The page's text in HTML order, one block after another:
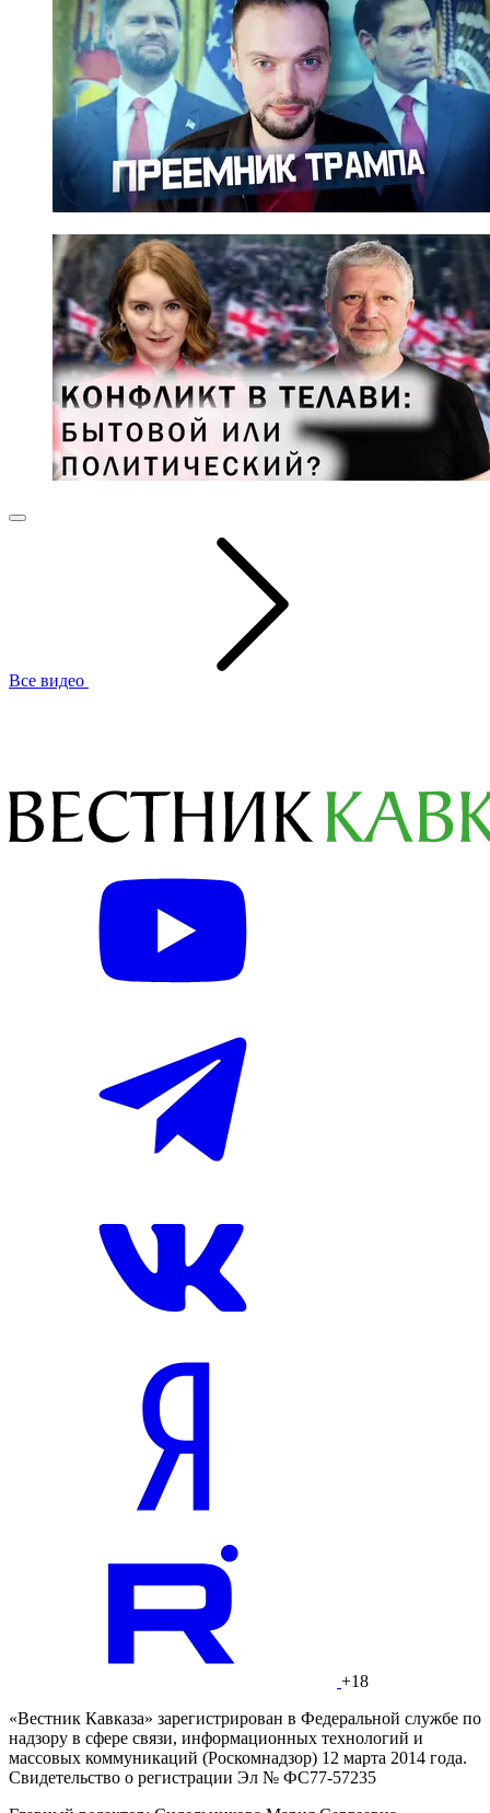
Все видео
+18
«Вестник Кавказа» зарегистрирован в Федеральной службе по
надзору в сфере связи, информационных технологий и
массовых коммуникаций (Роскомнадзор) 12 марта 2014 года.
Свидетельство о регистрации Эл № ФС77-57235